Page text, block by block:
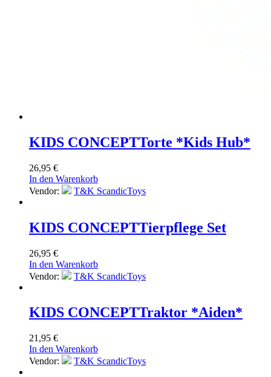
KIDS CONCEPTTorte *Kids Hub*
26,95 €
In den Warenkorb
Vendor:
T&K ScandicToys
KIDS CONCEPTTierpflege Set
26,95 €
In den Warenkorb
Vendor:
T&K ScandicToys
KIDS CONCEPTTraktor *Aiden*
21,95 €
In den Warenkorb
Vendor:
T&K ScandicToys